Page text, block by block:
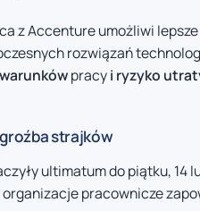
z Accenture umożliwi
rozwiązań
pracyi ryzyko
strajków
ultimatum do piątku,
pracownicze